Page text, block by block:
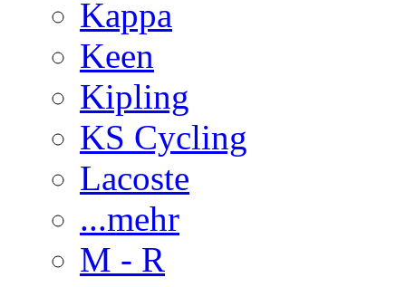
Kappa
Keen
Kipling
KS Cycling
Lacoste
...mehr
M - R